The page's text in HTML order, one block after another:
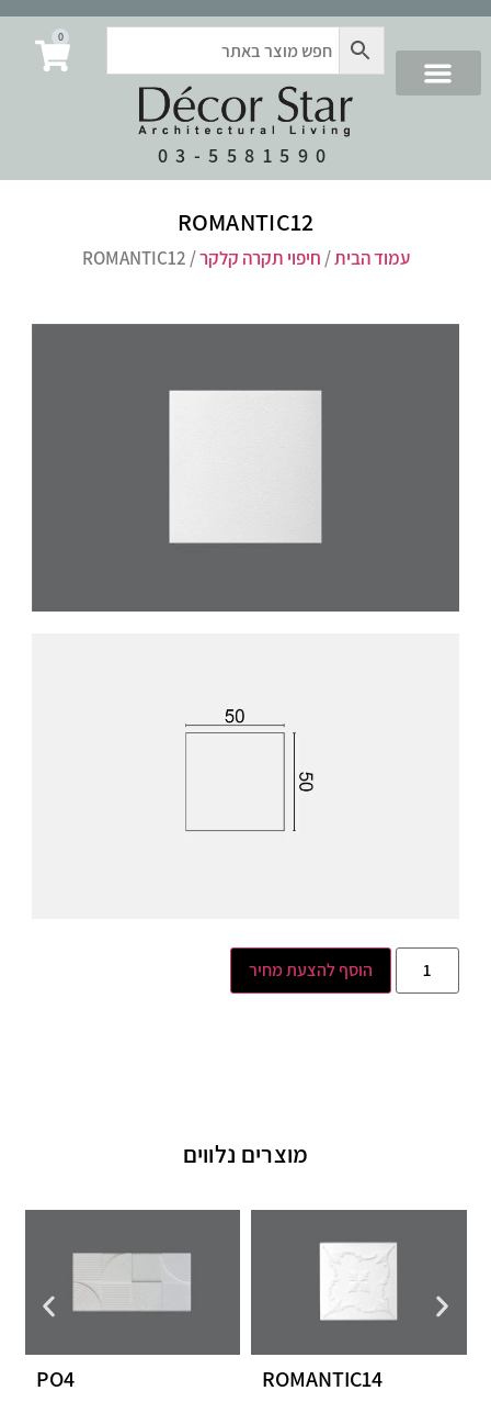
03-5581590
0
ROMANTIC12
עמוד הבית/ חיפוי תקרה קלקר/ ROMANTIC12
הוסף להצעת מחיר
מוצרים נלווים
ROMANTIC14
PO4